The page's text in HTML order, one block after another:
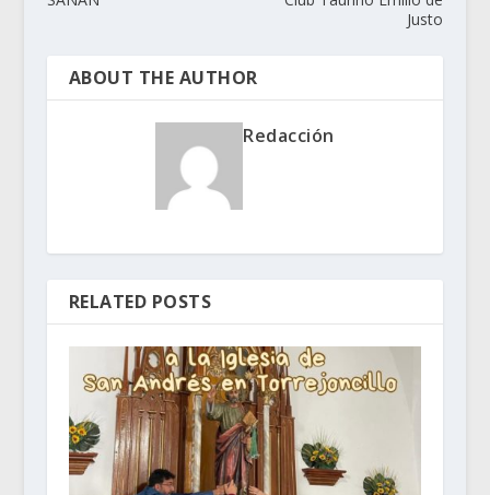
Justo
ABOUT THE AUTHOR
Redacción
RELATED POSTS